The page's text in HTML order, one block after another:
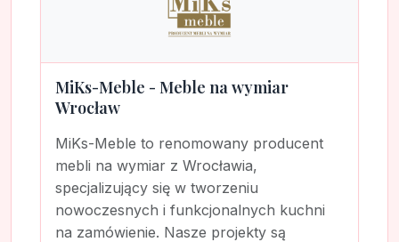
MiKs-Meble - Meble na wymiar
Wrocław
MiKs-Meble to renomowany producent
mebli na wymiar z Wrocławia,
specjalizujący się w tworzeniu
nowoczesnych i funkcjonalnych kuchni
na zamówienie. Nasze projekty są